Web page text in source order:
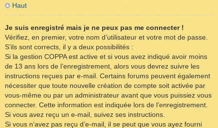
Haut
Je suis enregistré mais je ne peux pas me connecter !
Vérifiez, en premier, votre nom d’utilisateur et votre mot de passe.
S’ils sont corrects, il y a deux possibilités :
Si la gestion COPPA est active et si vous avez indiqué avoir moins
de 13 ans lors de l’enregistrement, alors vous devrez suivre les
instructions reçues par e-mail. Certains forums peuvent également
nécessiter que toute nouvelle création de compte soit activée par
vous-même ou par un administrateur avant que vous puissiez vous
connecter. Cette information est indiquée lors de l’enregistrement.
Si vous avez reçu un e-mail, suivez ses instructions.
Si vous n’avez pas reçu d’e-mail, il se peut que vous ayez fourni